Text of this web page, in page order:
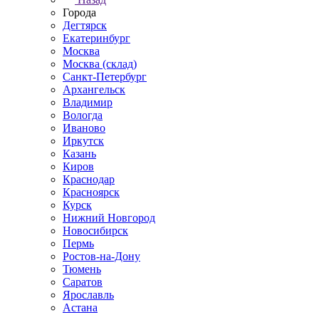
Города
Дегтярск
Екатеринбург
Москва
Москва (склад)
Санкт-Петербург
Архангельск
Владимир
Вологда
Иваново
Иркутск
Казань
Киров
Краснодар
Красноярск
Курск
Нижний Новгород
Новосибирск
Пермь
Ростов-на-Дону
Тюмень
Саратов
Ярославль
Астана